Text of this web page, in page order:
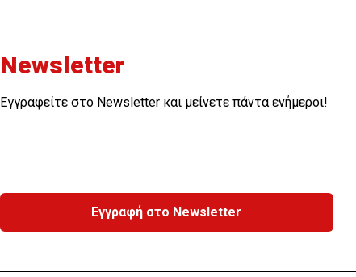
Newsletter
Εγγραφείτε στο Newsletter και μείνετε πάντα ενήμεροι!
Εγγραφή στο Newsletter